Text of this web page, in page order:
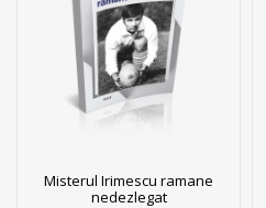
Misterul Irimescu ramane
nedezlegat